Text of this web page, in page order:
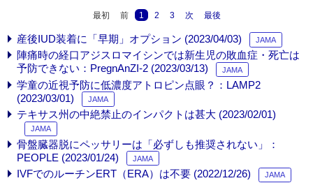
最初 前 1 2 3 次 最後
産後IUD装着に「早期」オプション (2023/04/03) JAMA
陣痛時の経口アジスロマイシンでは新生児の敗血症・死亡は
予防できない：PregnAnZI-2 (2023/03/13)
JAMA
学童の近視予防に低濃度アトロピン点眼？：LAMP2
(2023/03/01)
JAMA
テキサス州の中絶禁止のインパクトは甚大 (2023/02/01)
JAMA
骨盤臓器脱にペッサリーは「必ずしも推奨されない」：
PEOPLE (2023/01/24)
JAMA
IVFでのルーチンERT（ERA）は不要 (2022/12/26) JAMA